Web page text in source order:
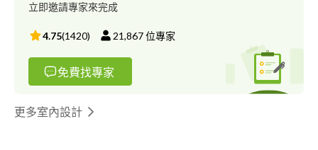
立即邀請專家來完成
4.75(1420) 21,867位專家
免費找專家
更多室內設計